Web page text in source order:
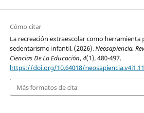
Cómo citar
La recreación extraescolar como herramienta
sedentarismo infantil. (2026).Neosapiencia.
Ciencias De La Educación,4(1), 480-497.
https://doi.org/10.64018/
Más formatos de cita